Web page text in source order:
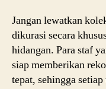
Jangan lewatkan
dikurasi secara
hidangan. Para staf
siap memberikan
tepat, sehingga